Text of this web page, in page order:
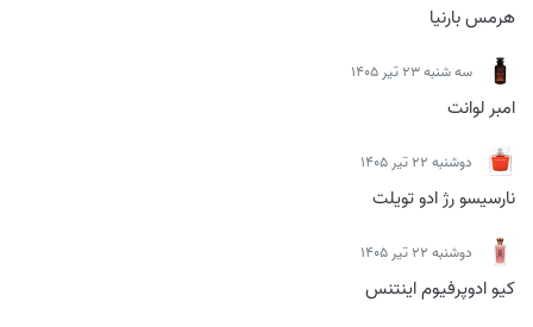
هرمس بارنیا
سه شنبه 23 تیر 1405
امبر لوانت
دوشنبه 22 تیر 1405
نارسیسو رژ ادو تویلت
دوشنبه 22 تیر 1405
کیو ادوپرفیوم اینتنس